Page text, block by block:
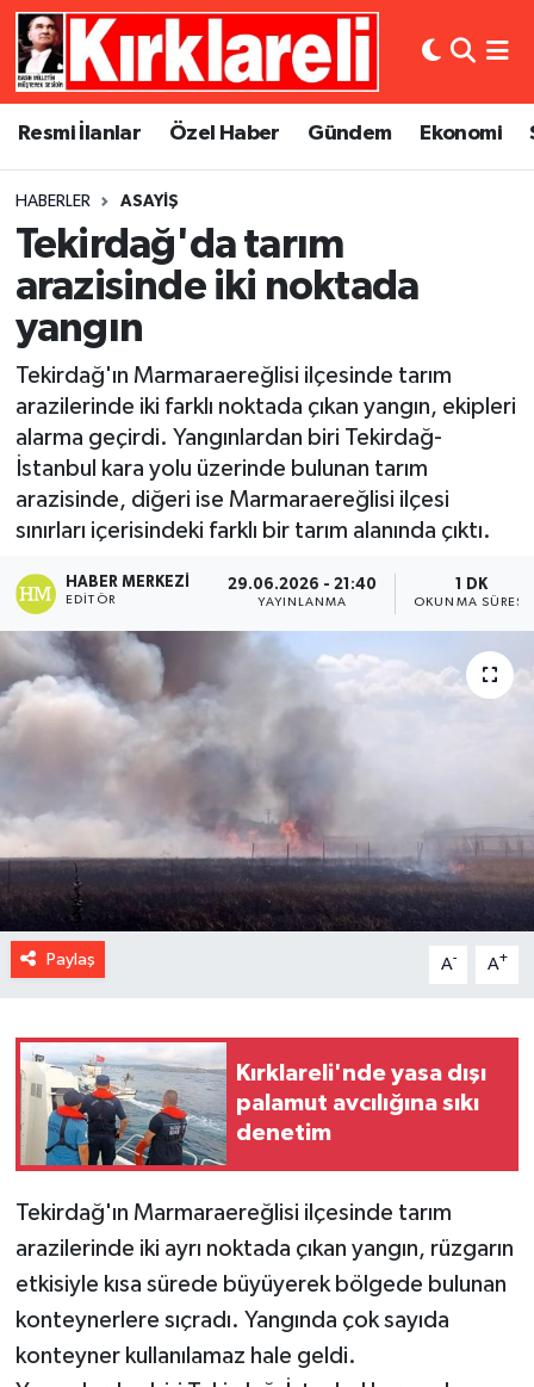
Resmi İlanlar Özel Haber Gündem Ekonomi
HABERLER ASAYIŞ
Tekirdağ'da tarım
arazisinde iki noktada
yangın
Tekirdağ'ın Marmaraereğlisi ilçesinde tarım
arazilerinde iki farklı noktada çıkan yangın, ekipleri
alarma geçirdi. Yangınlardan biri Tekirdağ-
İstanbul kara yolu üzerinde bulunan tarım
arazisinde, diğeri ise Marmaraereğlisi ilçesi
sınırları içerisindeki farklı bir tarım alanında çıktı.
HABER MERKEZI
EDITÖR
29.06.2026 - 21:40
YAYINLANMA
1 DK
OKUNMA SÜRESI
Paylaş A- A+
Kırklareli'nde yasa dışı
palamut avcılığına sıkı
denetim
Tekirdağ'ın Marmaraereğlisi ilçesinde tarım
arazilerinde iki ayrı noktada çıkan yangın, rüzgarın
etkisiyle kısa sürede büyüyerek bölgede bulunan
konteynerlere sıçradı. Yangında çok sayıda
konteyner kullanılamaz hale geldi.
Resmi İlanlar
Gündem
Ekonomi
Siyaset
Spor
Asayiş
Dünya
Eğitim
Kültür Sanat
Magazin
Medya
Sağlık
Künye
Gizlilik Sözleşmesi
Merkez Nöbetçi Eczaneler
Merkez Trafik Yoğunluk Haritası
Süper Lig Puan Durumu ve Fikstür
Tüm Manşetler
Son Dakika Haberleri
Haber Arşivi